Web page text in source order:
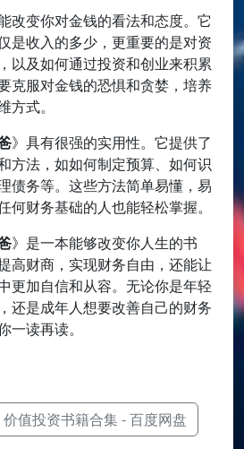
改变你对金钱的看法和态度。它
是收入的多少，更重要的是对资
以及如何通过投资和创业来积累
克服对金钱的恐惧和贪婪，培养
方式。
》具有很强的实用性。它提供了
方法，如如何制定预算、如何识
债务等。这些方法简单易懂，易
何财务基础的人也能轻松掌握。
》是一本能够改变你人生的书
高财商，实现财务自由，还能让
更加自信和从容。无论你是年轻
还是成年人想要改善自己的财务
一读再读。
价值投资书籍合集 - 百度网盘